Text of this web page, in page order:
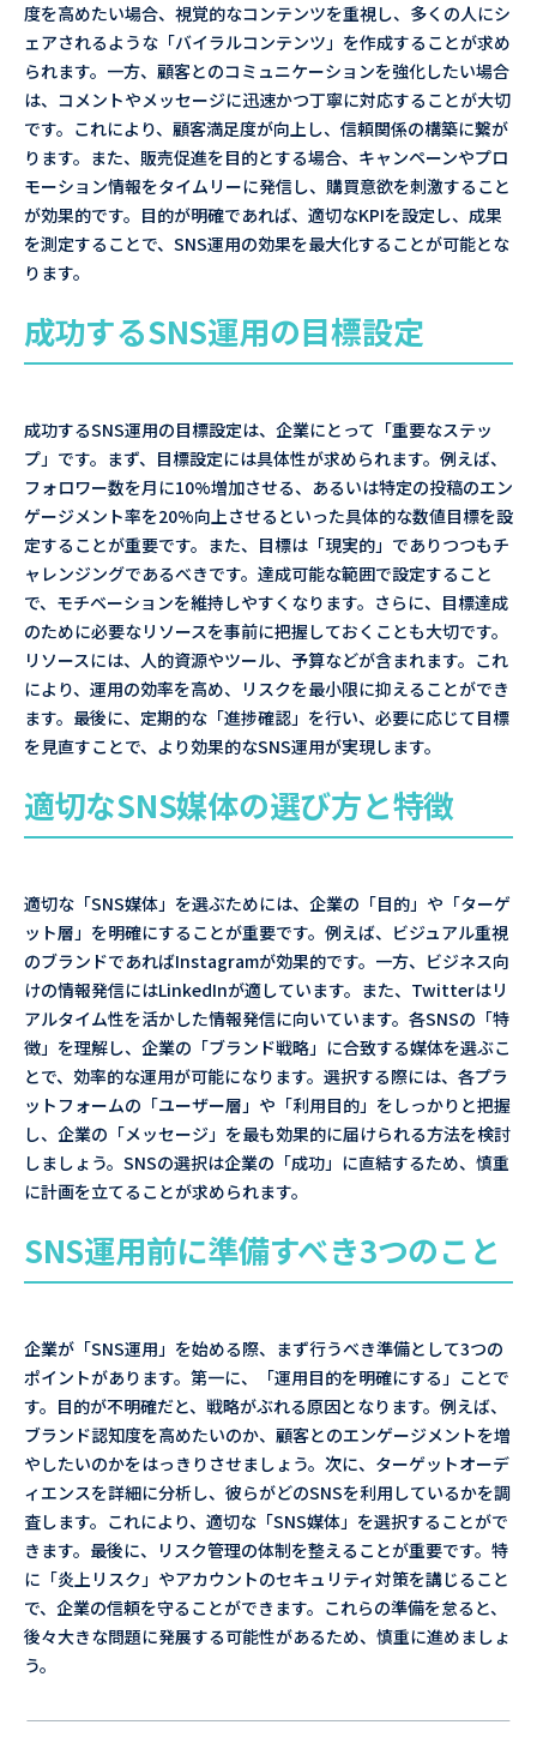
度を高めたい場合、視覚的なコンテンツを重視し、多くの人にシ
ェアされるような「バイラルコンテンツ」を作成することが求め
られます。一方、顧客とのコミュニケーションを強化したい場合
は、コメントやメッセージに迅速かつ丁寧に対応することが大切
です。これにより、顧客満足度が向上し、信頼関係の構築に繋が
ります。また、販売促進を目的とする場合、キャンペーンやプロ
モーション情報をタイムリーに発信し、購買意欲を刺激すること
が効果的です。目的が明確であれば、適切なKPIを設定し、成果
を測定することで、SNS運用の効果を最大化することが可能とな
ります。
成功するSNS運用の目標設定
成功するSNS運用の目標設定は、企業にとって「重要なステッ
プ」です。まず、目標設定には具体性が求められます。例えば、
フォロワー数を月に10%増加させる、あるいは特定の投稿のエン
ゲージメント率を20%向上させるといった具体的な数値目標を設
定することが重要です。また、目標は「現実的」でありつつもチ
ャレンジングであるべきです。達成可能な範囲で設定すること
で、モチベーションを維持しやすくなります。さらに、目標達成
のために必要なリソースを事前に把握しておくことも大切です。
リソースには、人的資源やツール、予算などが含まれます。これ
により、運用の効率を高め、リスクを最小限に抑えることができ
ます。最後に、定期的な「進捗確認」を行い、必要に応じて目標
を見直すことで、より効果的なSNS運用が実現します。
適切なSNS媒体の選び方と特徴
適切な「SNS媒体」を選ぶためには、企業の「目的」や「ターゲ
ット層」を明確にすることが重要です。例えば、ビジュアル重視
のブランドであればInstagramが効果的です。一方、ビジネス向
けの情報発信にはLinkedInが適しています。また、Twitterはリ
アルタイム性を活かした情報発信に向いています。各SNSの「特
徴」を理解し、企業の「ブランド戦略」に合致する媒体を選ぶこ
とで、効率的な運用が可能になります。選択する際には、各プラ
ットフォームの「ユーザー層」や「利用目的」をしっかりと把握
し、企業の「メッセージ」を最も効果的に届けられる方法を検討
しましょう。SNSの選択は企業の「成功」に直結するため、慎重
に計画を立てることが求められます。
SNS運用前に準備すべき3つのこと
企業が「SNS運用」を始める際、まず行うべき準備として3つの
ポイントがあります。第一に、「運用目的を明確にする」ことで
す。目的が不明確だと、戦略がぶれる原因となります。例えば、
ブランド認知度を高めたいのか、顧客とのエンゲージメントを増
やしたいのかをはっきりさせましょう。次に、ターゲットオーデ
ィエンスを詳細に分析し、彼らがどのSNSを利用しているかを調
査します。これにより、適切な「SNS媒体」を選択することがで
きます。最後に、リスク管理の体制を整えることが重要です。特
に「炎上リスク」やアカウントのセキュリティ対策を講じること
で、企業の信頼を守ることができます。これらの準備を怠ると、
後々大きな問題に発展する可能性があるため、慎重に進めましょ
う。